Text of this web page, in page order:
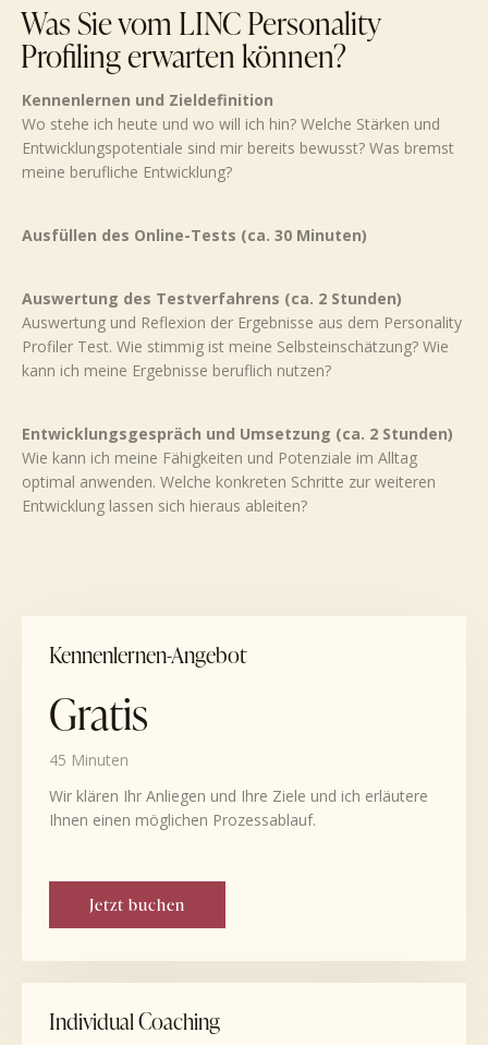
Was Sie vom LINC Personality
Profiling erwarten können?
Kennenlernen und Zieldefinition
Wo stehe ich heute und wo will ich hin? Welche Stärken und
Entwicklungspotentiale sind mir bereits bewusst? Was bremst
meine berufliche Entwicklung?
Ausfüllen des Online-Tests (ca. 30 Minuten)
Auswertung des Testverfahrens (ca. 2 Stunden)
Auswertung und Reflexion der Ergebnisse aus dem Personality
Profiler Test. Wie stimmig ist meine Selbsteinschätzung? Wie
kann ich meine Ergebnisse beruflich nutzen?
Entwicklungsgespräch und Umsetzung (ca. 2 Stunden)
Wie kann ich meine Fähigkeiten und Potenziale im Alltag
optimal anwenden. Welche konkreten Schritte zur weiteren
Entwicklung lassen sich hieraus ableiten?
Kennenlernen-Angebot
Gratis
45 Minuten
Wir klären Ihr Anliegen und Ihre Ziele und ich erläutere
Ihnen einen möglichen Prozessablauf.
Jetzt buchen
Individual Coaching